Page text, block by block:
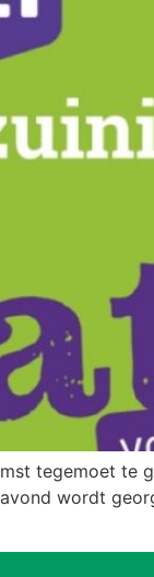
tegemoet te
wordt